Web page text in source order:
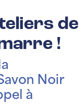
de
!
Noir
à